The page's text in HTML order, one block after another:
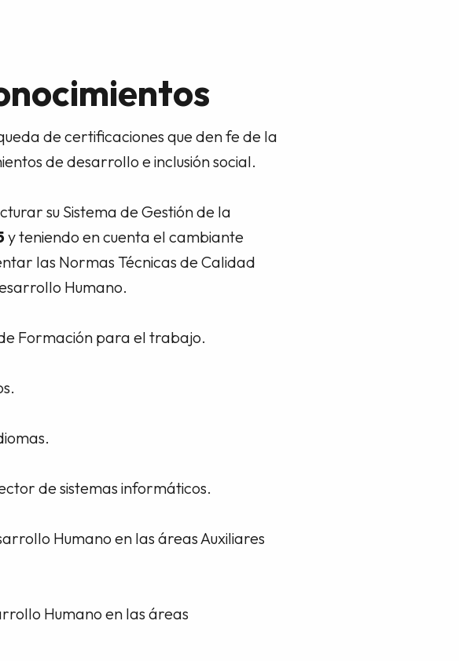
de certificaciones que den fe de la
de desarrollo e inclusión social.
su Sistema de Gestión de la
y teniendo en cuenta el cambiante
las Normas Técnicas de Calidad
Humano.
Formación para el trabajo.
de sistemas informáticos.
Humano en las áreas Auxiliares
Humano en las áreas